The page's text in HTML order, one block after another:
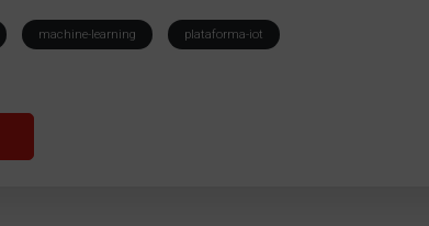
machine-learning plataforma-iot